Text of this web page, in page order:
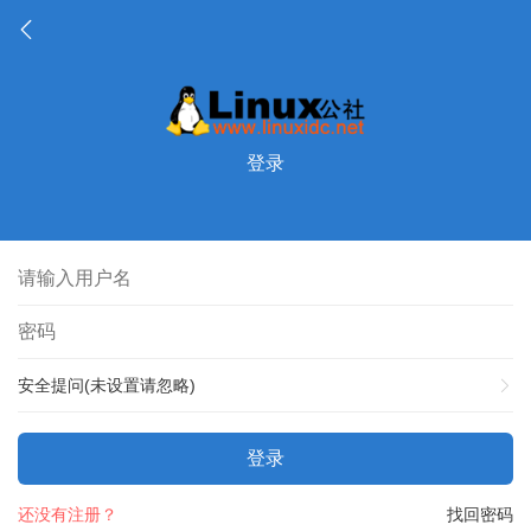
登录
安全提问(未设置请忽略)
登录
找回密码
还没有注册？